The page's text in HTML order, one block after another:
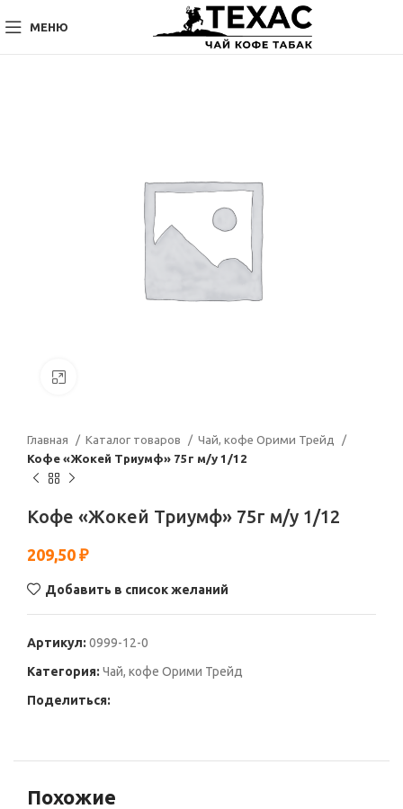
МЕНЮ
Главная Каталог товаров
Чай, кофе Орими Трейд
Кофе «Жокей Триумф» 75г м/у 1/12
Кофе «Жокей Триумф» 75г м/у 1/12
209,50 ₽
Добавить в список желаний
Артикул: 0999-12-0
Категория: Чай, кофе Орими Трейд
Поделиться:
Похожие